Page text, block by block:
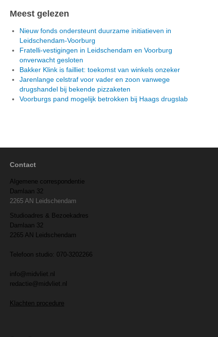
Meest gelezen
Nieuw fonds ondersteunt duurzame initiatieven in
Leidschendam-Voorburg
Fratelli-vestigingen in Leidschendam en Voorburg
onverwacht gesloten
Bakker Klink is failliet: toekomst van winkels onzeker
Jarenlange celstraf voor vader en zoon vanwege
drugshandel bij bekende pizzaketen
Voorburgs pand mogelijk betrokken bij Haags drugslab
Contact
Algemene correspondentie
Damlaan 32
2265 AN Leidschendam
Studioadres & Bezoekadres
Damlaan 32
2265 AN Leidschendam
Telefoon studio: 070-3202266
info@midvliet.nl
redactie@midvliet.nl
Klachten procedure